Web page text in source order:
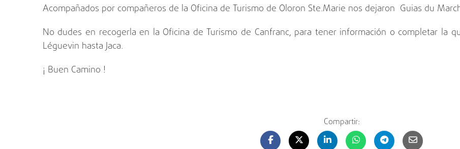
Acompañados por compañeros de la Oficina de Turismo de Oloron Ste.Marie nos dejaron Guias du
No dudes en recogerla en la Oficina de Turismo de Canfranc, para tener información o completar la
Léguevin hasta Jaca.
¡ Buen Camino !
Compartir: